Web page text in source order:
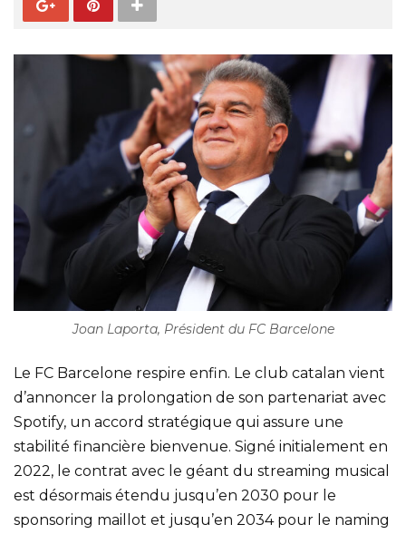
Joan Laporta, Président du FC Barcelone
Le FC Barcelone respire enfin. Le club catalan vient
d’annoncer la prolongation de son partenariat avec
Spotify, un accord stratégique qui assure une
stabilité financière bienvenue. Signé initialement en
2022, le contrat avec le géant du streaming musical
est désormais étendu jusqu’en 2030 pour le
sponsoring maillot et jusqu’en 2034 pour le naming